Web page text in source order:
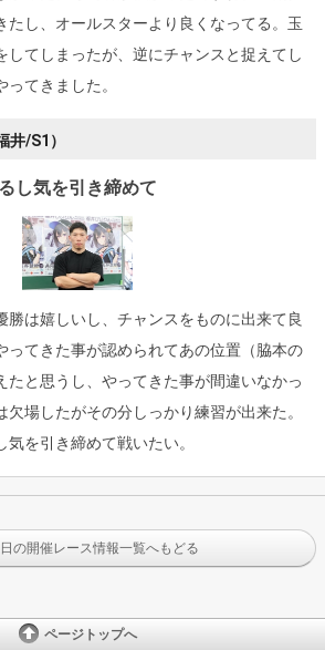
たし、オールスターより良くなってる。玉
してしまったが、逆にチャンスと捉えてし
てきました。
井/S1）
し気を引き締めて
は嬉しいし、チャンスをものに出来て良
ってきた事が認められてあの位置（脇本の
たと思うし、やってきた事が間違いなかっ
場したがその分しっかり練習が出来た。
を引き締めて戦いたい。
の開催レース情報一覧へもどる
ページトップへ